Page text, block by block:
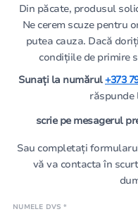
Din păcate, produsul
Ne cerem scuze pentru
putea cauza. Dacă
condițiile de primire
Sunați la numărul+373
răspunde
scrie pe mesagerul
Sau completați
vă va contacta în
NUMELE DVS *